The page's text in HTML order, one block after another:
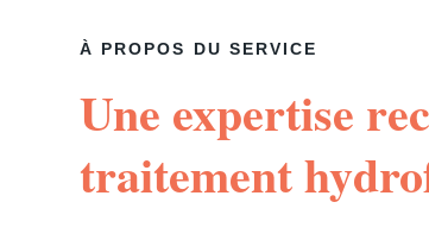
À PROPOS DU SERVICE
Une expertise
traitement